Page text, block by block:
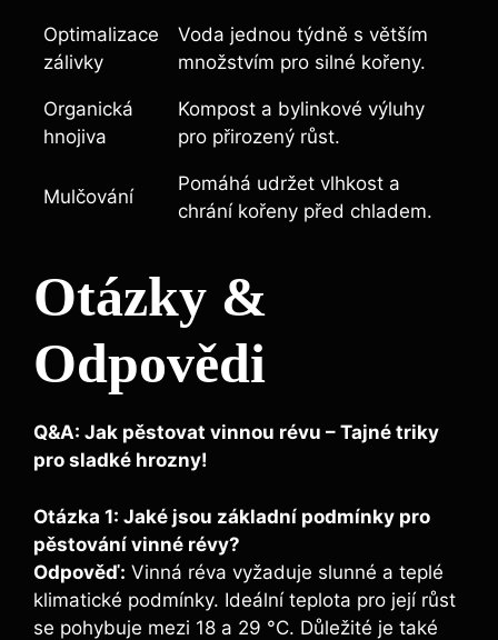
Optimalizace
zálivky
Voda ⁣jednou týdně s větším
množstvím pro silné kořeny.
Organická
hnojiva
Kompost a⁢ bylinkové výluhy
pro přirozený růst.
Mulčování
Pomáhá udržet vlhkost a
chrání ‍kořeny před chladem.
Otázky &⁢
Odpovědi
Q&A: Jak pěstovat vinnou révu‍ – Tajné triky
pro sladké hrozny!
Otázka 1: Jaké jsou základní podmínky pro
⁢pěstování vinné‌ révy?
Odpověď: Vinná réva vyžaduje slunné a teplé
klimatické podmínky. ⁣Ideální⁤ teplota ⁤pro její růst
se pohybuje mezi 18 a⁤ 29 ​°C. Důležité ⁢je ⁣také